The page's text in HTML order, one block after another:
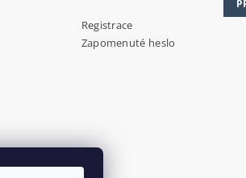
Registrace
Zapomenuté heslo